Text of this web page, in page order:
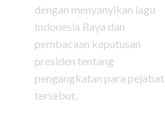
dengan menyanyikan lagu
Indonesia Raya dan
pembacaan keputusan
presiden tentang
pengangkatan para pejabat
tersebut.